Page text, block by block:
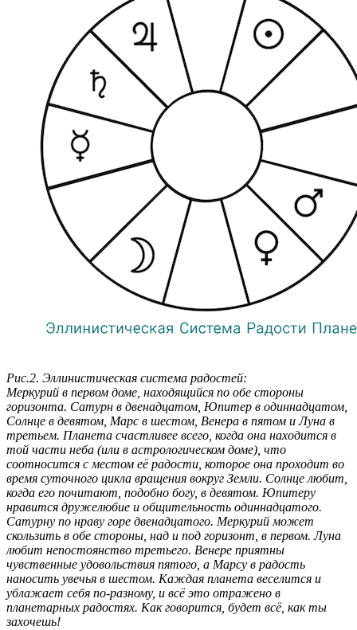
Рис.2. Эллинистическая система радостей:
Меркурий в первом доме, находящийся по обе стороны
горизонта. Сатурн в двенадцатом, Юпитер в одиннадцатом,
Солнце в девятом, Марс в шестом, Венера в пятом и Луна в
третьем. Планета счастливее всего, когда она находится в
той части неба (или в астрологическом доме), что
соотносится с местом её радости, которое она проходит во
время суточного цикла вращения вокруг Земли. Солнце любит,
когда его почитают, подобно богу, в девятом. Юпитеру
нравится дружелюбие и общительность одиннадцатого.
Сатурну по нраву горе двенадцатого. Меркурий может
скользить в обе стороны, над и под горизонт, в первом. Луна
любит непостоянство третьего. Венере приятны
чувственные удовольствия пятого, а Марсу в радость
наносить увечья в шестом. Каждая планета веселится и
ублажает себя по-разному, и всё это отражено в
планетарных радостях. Как говорится, будет всё, как ты
захочешь!